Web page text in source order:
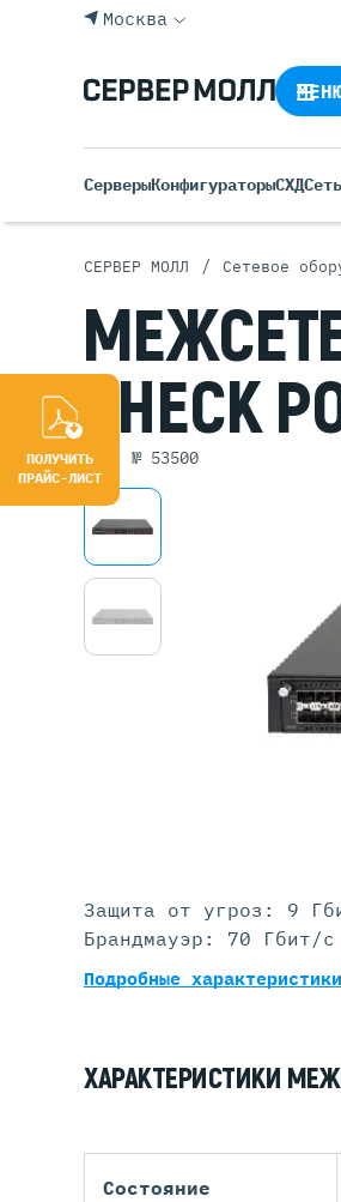
Москва
СерверыКонфигураторыСХДСеть
СЕРВЕР МОЛЛ / Сетевое
CHECK
арт. № 53500
Защита от угроз: 9
Брандмауэр: 70 Гбит/с
Подробные характеристики
ХАРАКТЕРИСТИКИ
Состояние
ПОЛУЧИТЬ
ПРАЙС-ЛИСТ